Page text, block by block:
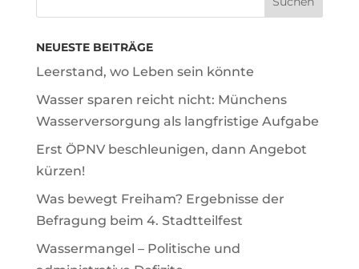
NEUESTE BEITRÄGE
Leerstand, wo Leben sein könnte
Wasser sparen reicht nicht: Münchens
Wasserversorgung als langfristige Aufgabe
Erst ÖPNV beschleunigen, dann Angebot
kürzen!
Was bewegt Freiham? Ergebnisse der
Befragung beim 4. Stadtteilfest
Wassermangel – Politische und